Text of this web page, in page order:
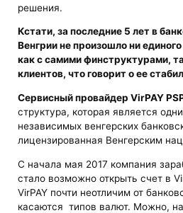
решения.
Кстати, за последние 5 лет в
Венгрии не произошло ни
как с самими финструктурами,
клиентов, что говорит о ее
Сервисный провайдер VirPAY
структура, которая является
независимых венгерских
лицензированная Венгерским
С начала мая 2017 компания
стало возможно открыть счет в
VirPAY почти неотличим от
касаются типов валют. Можно,